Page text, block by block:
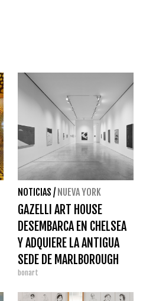
NOTICIAS / NUEVA YORK
GAZELLI ART HOUSE
DESEMBARCA EN CHELSEA
Y ADQUIERE LA ANTIGUA
SEDE DE MARLBOROUGH
GALLERY POR 7,5
MILLONES DE DÓLARES
bonart